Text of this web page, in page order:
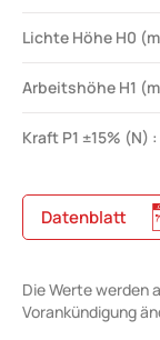
Lichte Höhe H0
Arbeitshöhe H1
Kraft P1 ±15% (N) :
Datenblatt
Die Werte werden
Vorankündigung